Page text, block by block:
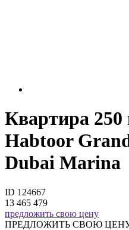
Квартира
Habtoor
Dubai Marina
ID 124667
13 465 479
предложить свою цену
ПРЕДЛОЖИТЬ СВОЮ